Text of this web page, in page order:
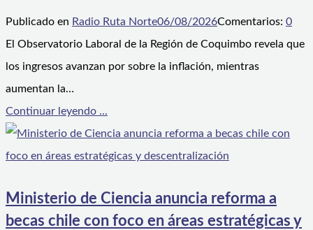
Publicado en Radio Ruta Norte06/08/2026Comentarios: 0
El Observatorio Laboral de la Región de Coquimbo revela que
los ingresos avanzan por sobre la inflación, mientras
aumentan la…
Continuar leyendo ...
Ministerio de Ciencia anuncia reforma a
becas chile con foco en áreas estratégicas y